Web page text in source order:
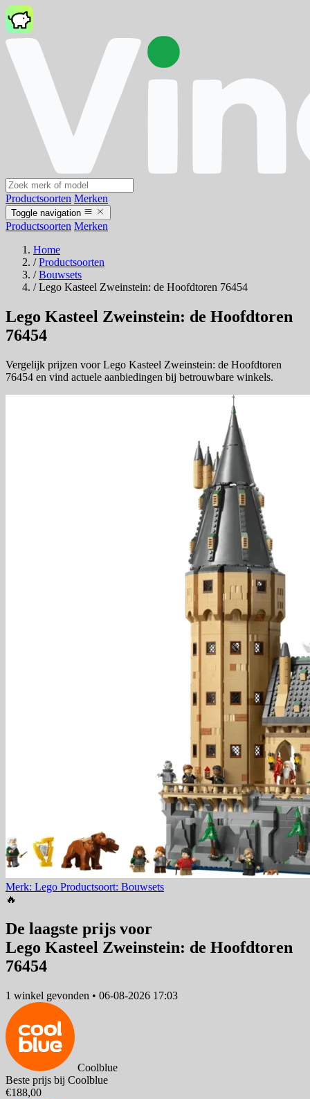
Productsoorten Merken
Toggle navigation
Productsoorten Merken
Home
/ Productsoorten
/ Bouwsets
/ Lego Kasteel Zweinstein: de Hoofdtoren 76454
Lego Kasteel Zweinstein: de Hoofdtoren
76454
Vergelijk prijzen voor Lego Kasteel Zweinstein: de Hoofdtoren
76454 en vind actuele aanbiedingen bij betrouwbare winkels.
Merk: Lego Productsoort: Bouwsets
🔥
De laagste prijs voor
Lego Kasteel Zweinstein: de Hoofdtoren
76454
1 winkel gevonden • 06-08-2026 17:03
Coolblue
Beste prijs bij Coolblue
€188,00